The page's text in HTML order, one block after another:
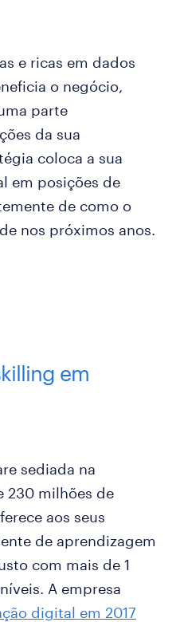
e ricas em dados
o negócio,
parte
da sua
coloca a sua
em posições de
de como o
nos próximos anos.
em
sediada na
230 milhões de
aos seus
de aprendizagem
com mais de 1
A empresa
digital em 2017